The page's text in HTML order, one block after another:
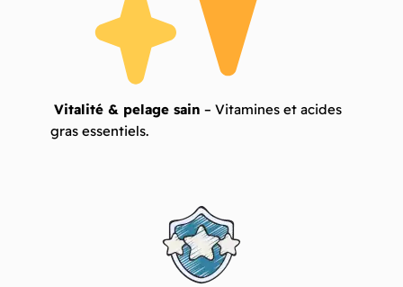
Vitalité & pelage sain – Vitamines et acides
gras essentiels.